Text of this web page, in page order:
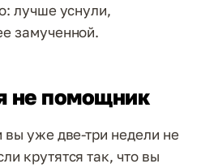
лучше уснули,
замученной.
не помощник
вы уже две-три недели не
крутятся так, что вы